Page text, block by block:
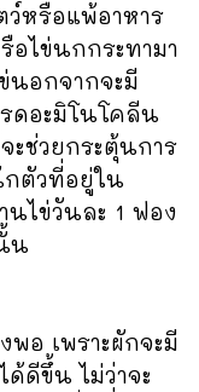
หรือแพ้อาหาร
อไข่นกกระทามา
นอกจากจะมี
ดอะมิโนโคลีน
ช่วยกระตุ้นการ
กตัวที่อยู่ใน
ไข่วันละ 1 ฟอง
น
เพราะผักจะมี
ดีขึ้น ไม่ว่าจะ